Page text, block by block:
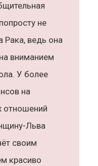
не
Рака, ведь она
вниманием
У более
на
отношений
Льва
своим
красиво